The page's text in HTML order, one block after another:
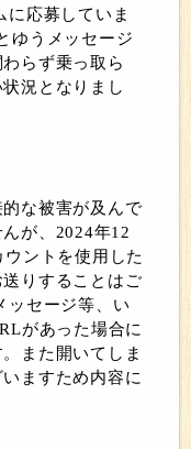
に応募していま
ゆうメッセージ
らず乗っ取ら
況となりまし
な被害が及んで
が、2024年12
ントを使用した
りすることはご
ッセージ等、い
があった場合に
また開いてしま
ますため内容に